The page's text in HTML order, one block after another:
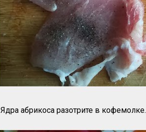
Ядра абрикоса разотрите в кофемолке.